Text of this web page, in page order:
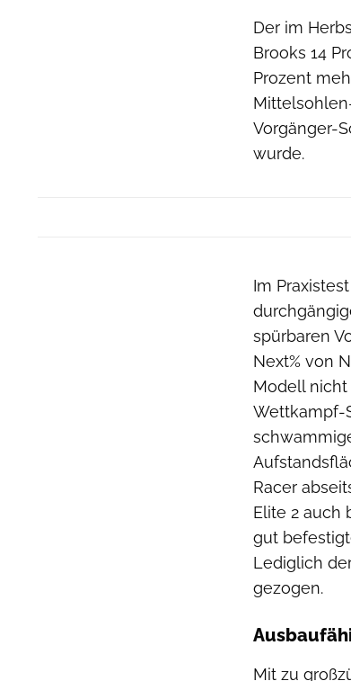
Der im
Brooks 14
Prozent
Vorgänger-
wurde.
Im
spürbaren
Next% von
Modell
Wettkampf-
Racer
Elite 2 auch
gut
Lediglich
gezogen.
Mit zu